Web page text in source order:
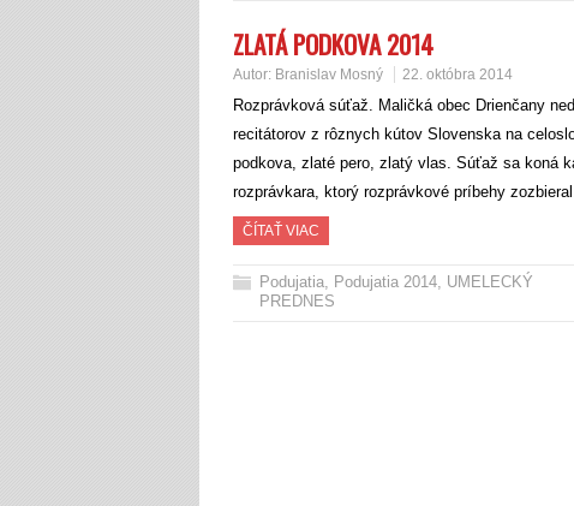
ZLATÁ PODKOVA 2014
Autor: Branislav Mosný 22. októbra 2014
Rozprávková súťaž. Maličká obec Drienčany
recitátorov z rôznych kútov Slovenska na
podkova, zlaté pero, zlatý vlas. Súťaž sa koná
rozprávkara, ktorý rozprávkové príbehy
ČÍTAŤ VIAC
Podujatia, Podujatia 2014, UMELECKÝ
PREDNES